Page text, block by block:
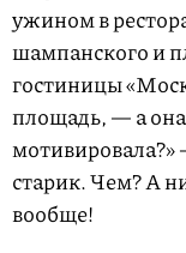
ужином в
шампанского и
гостиницы
площадь, — а она
старик. Чем? А
вообще!